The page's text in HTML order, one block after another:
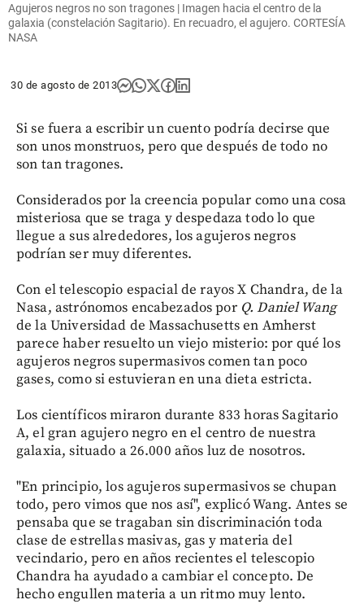
Agujeros negros no son tragones | Imagen hacia el centro de la
galaxia (constelación Sagitario). En recuadro, el agujero. CORTESÍA
NASA
30 de agosto de 2013
Si se fuera a escribir un cuento podría decirse que
son unos monstruos, pero que después de todo no
son tan tragones.
Considerados por la creencia popular como una cosa
misteriosa que se traga y despedaza todo lo que
llegue a sus alrededores, los agujeros negros
podrían ser muy diferentes.
Con el telescopio espacial de rayos X Chandra, de la
Nasa, astrónomos encabezados por Q. Daniel Wang
de la Universidad de Massachusetts en Amherst
parece haber resuelto un viejo misterio: por qué los
agujeros negros supermasivos comen tan poco
gases, como si estuvieran en una dieta estricta.
Los científicos miraron durante 833 horas Sagitario
A, el gran agujero negro en el centro de nuestra
galaxia, situado a 26.000 años luz de nosotros.
"En principio, los agujeros supermasivos se chupan
todo, pero vimos que nos así", explicó Wang. Antes se
pensaba que se tragaban sin discriminación toda
clase de estrellas masivas, gas y materia del
vecindario, pero en años recientes el telescopio
Chandra ha ayudado a cambiar el concepto. De
hecho engullen materia a un ritmo muy lento.